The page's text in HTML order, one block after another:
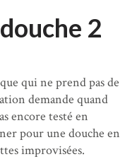
2
qui ne prend pas de
demande quand
encore testé en
pour une douche en
improvisées.